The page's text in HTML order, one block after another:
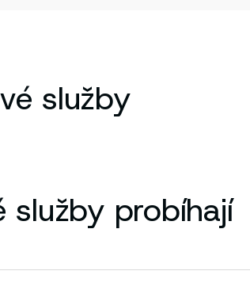
služby
služby probíhají